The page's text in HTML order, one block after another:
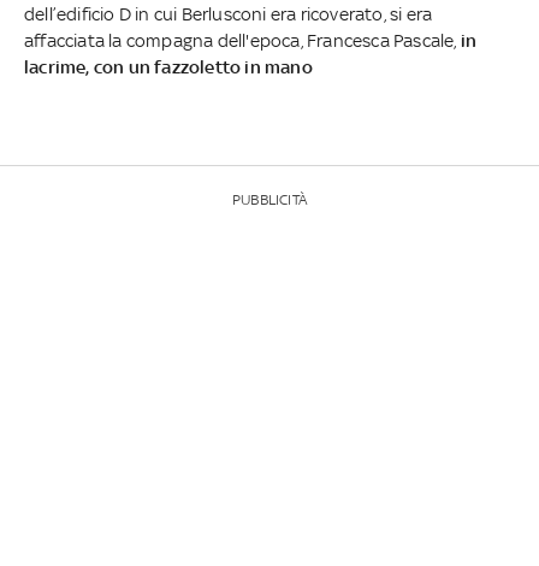
dell’edificio D in cui Berlusconi era ricoverato, si era
affacciata la compagna dell'epoca, Francesca Pascale, in
lacrime, con un fazzoletto in mano
PUBBLICITÀ